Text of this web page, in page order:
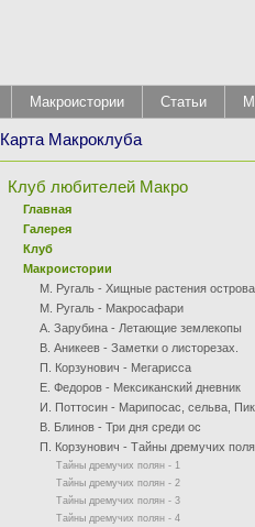
Макроистории Статьи
Карта Макроклуба
Клуб любителей Макро
Главная
Галерея
Клуб
Макроистории
М. Ругаль - Хищные растения
М. Ругаль - Макросафари
А. Зарубина - Летающие землекопы
В. Аникеев - Заметки о листорезах.
П. Корзунович - Мегарисса
Е. Федоров - Мексиканский дневник
И. Поттосин - Марипосас, сельва,
В. Блинов - Три дня среди ос
П. Корзунович - Тайны дремучих
Тайны дремучих полян - 1
Тайны дремучих полян - 2
Тайны дремучих полян - 3
Тайны дремучих полян - 4